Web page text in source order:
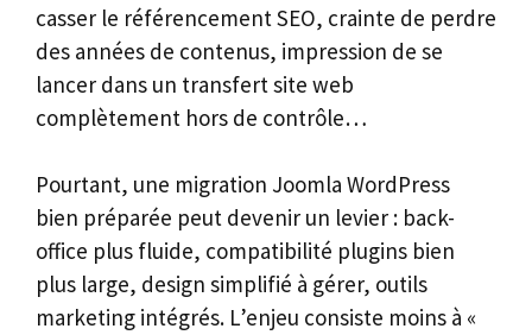
casser le référencement SEO, crainte de perdre
des années de contenus, impression de se
lancer dans un transfert site web
complètement hors de contrôle…
Pourtant, une migration Joomla WordPress
bien préparée peut devenir un levier : back-
office plus fluide, compatibilité plugins bien
plus large, design simplifié à gérer, outils
marketing intégrés. L’enjeu consiste moins à «